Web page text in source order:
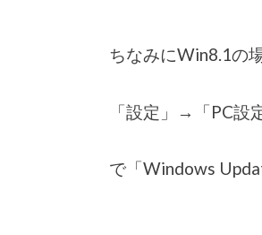
ちなみにWin8.1の
「設定」→「PC設
で「Windows